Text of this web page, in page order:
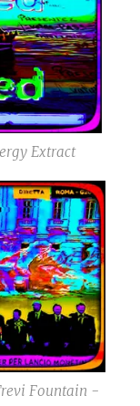
Extract
Fountain -